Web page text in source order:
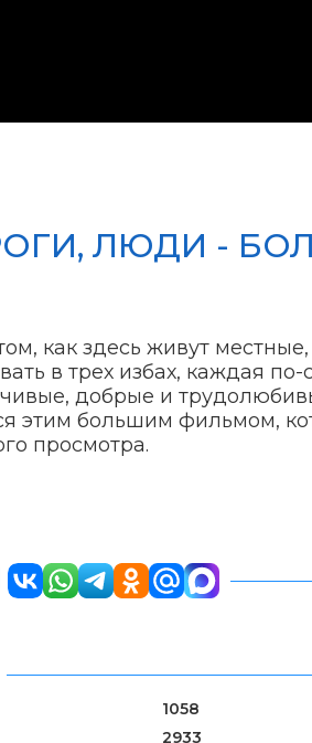
ЛЮДИ -
как здесь живут
в трех избах, каждая
добрые и
этим большим фильмом,
просмотра.
1058
2933